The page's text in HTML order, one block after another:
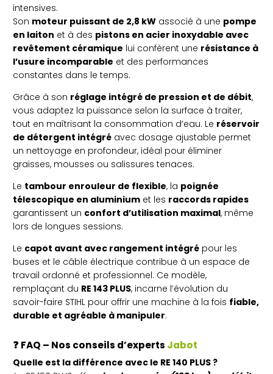
intensives.
Son moteur puissant de 2,8 kW associé à une pompe
en laiton et à des pistons en acier inoxydable avec
revêtement céramique lui confèrent une résistance à
l’usure incomparable et des performances
constantes dans le temps.
Grâce à son réglage intégré de pression et de débit,
vous adaptez la puissance selon la surface à traiter,
tout en maîtrisant la consommation d’eau. Le réservoir
de détergent intégré avec dosage ajustable permet
un nettoyage en profondeur, idéal pour éliminer
graisses, mousses ou salissures tenaces.
Le tambour enrouleur de flexible, la poignée
télescopique en aluminium et les raccords rapides
garantissent un confort d’utilisation maximal, même
lors de longues sessions.
Le capot avant avec rangement intégré pour les
buses et le câble électrique contribue à un espace de
travail ordonné et professionnel. Ce modèle,
remplaçant du RE 143 PLUS, incarne l’évolution du
savoir-faire STIHL pour offrir une machine à la fois fiable,
durable et agréable à manipuler.
❓ FAQ – Nos conseils d’experts Jabot
Quelle est la différence avec le RE 140 PLUS ?